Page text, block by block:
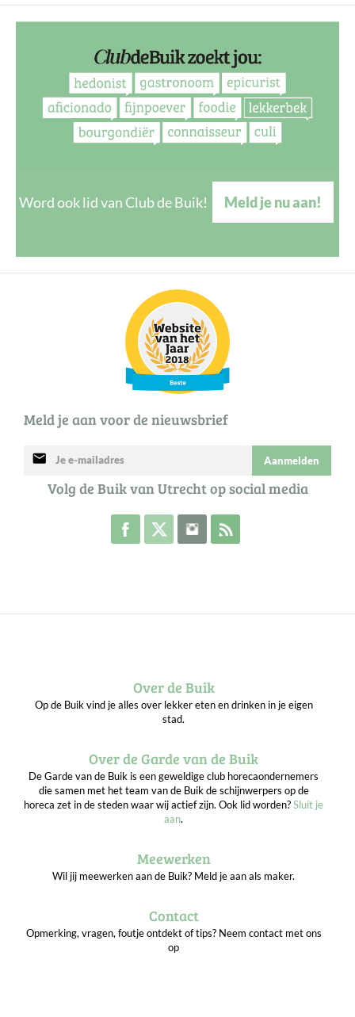
Word ook lid van Club de Buik! Meld je nu aan!
Meld je aan voor de nieuwsbrief
mail Aanmelden
Volg de Buik van Utrecht op social media
Volg de Buik op Facebook
Volg de Buik op Twitter
Volg de Buik op Instagram
Over de Buik
Op de Buik vind je alles over lekker eten en drinken in je eigen
stad.
Over de Garde van de Buik
De Garde van de Buik is een geweldige club horecaondernemers
die samen met het team van de Buik de schijnwerpers op de
horeca zet in de steden waar wij actief zijn. Ook lid worden?Sluit je
aan.
Meewerken
Wil jij meewerken aan de Buik? Meld je aan als maker.
Contact
Opmerking, vragen, foutje ontdekt of tips? Neem contact met ons
op